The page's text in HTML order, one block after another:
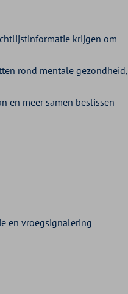
krijgen om
rond mentale gezondheid,
en meer samen beslissen
en vroegsignalering